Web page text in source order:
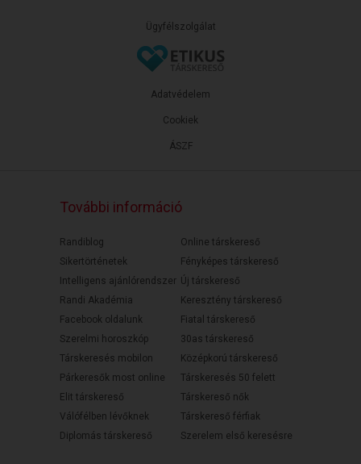
Ügyfélszolgálat
ÁSZF
Adatvédelem
Cookiek
További információ
Randiblog
Sikertörténetek
Intelligens ajánlórendszer
Randi Akadémia
Facebook oldalunk
Szerelmi horoszkóp
Társkeresés mobilon
Párkeresők most online
Elit társkereső
Válófélben lévőknek
Diplomás társkereső
Online társkereső
Fényképes társkereső
Új társkereső
Keresztény társkereső
Fiatal társkereső
30as társkereső
Középkorú társkereső
Társkeresés 50 felett
Társkereső nők
Társkereső férfiak
Szerelem első keresésre